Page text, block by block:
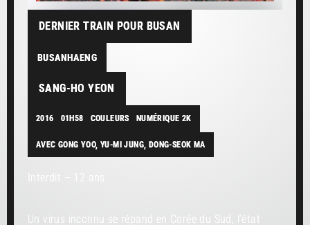
DERNIER TRAIN POUR BUSAN
BUSANHAENG
SANG-HO YEON
2016 01H58 COULEURS NUMÉRIQUE 2K
AVEC GONG YOO, YU-MI JUNG, DONG-SEOK MA
Interdit – 12 ans
Un virus inconnu se répand en Corée du Sud, l’état